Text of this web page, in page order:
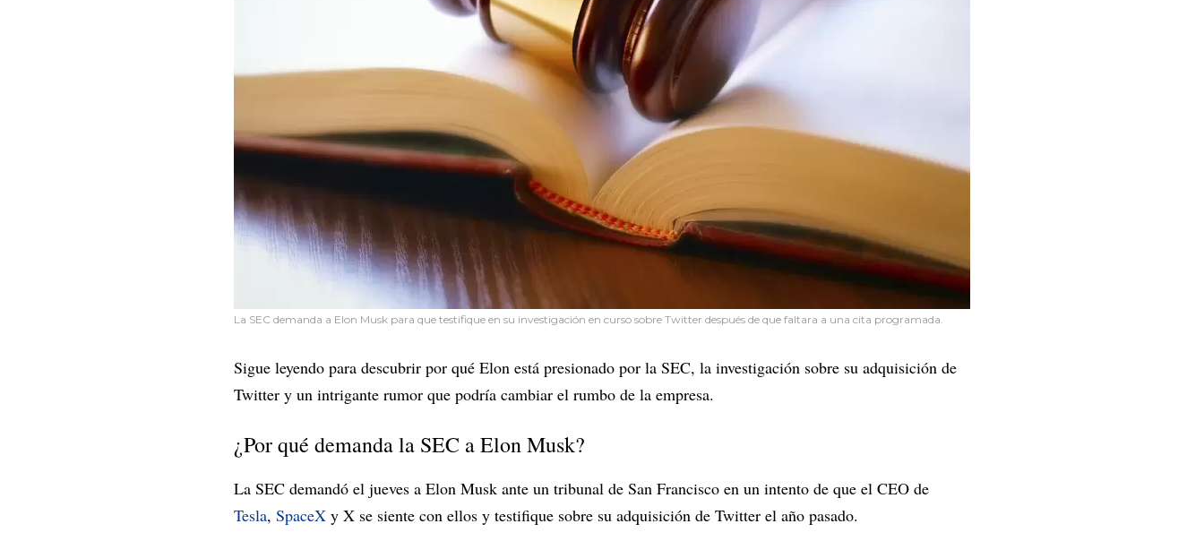
La SEC demanda a Elon Musk para que testifique en su investigación en curso sobre Twitter después de que faltara a una cita programada.
Sigue leyendo para descubrir por qué Elon está presionado por la SEC, la investigación sobre su adquisición de
Twitter y un intrigante rumor que podría cambiar el rumbo de la empresa.
¿Por qué demanda la SEC a Elon Musk?
La SEC demandó el jueves a Elon Musk ante un tribunal de San Francisco en un intento de que el CEO de
Tesla, SpaceX y X se siente con ellos y testifique sobre su adquisición de Twitter el año pasado.